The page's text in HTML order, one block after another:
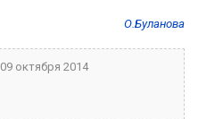
О.Буланова
09 октября 2014